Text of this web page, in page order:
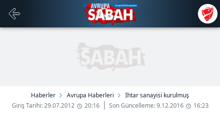
Haberler Avrupa Haberleri
İhtar sanayisi kurulmuş
Giriş Tarihi: 29.07.2012
20:16 Son Güncelleme: 9.12.2016 16:23